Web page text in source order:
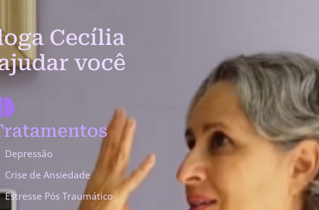
Cecília
você
Depressão
Crise de Ansiedade
Estresse Pós Traumático